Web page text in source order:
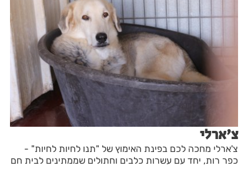
צ'ארלי
צ'ארלי מחכה לכם בפינת האימוץ של "תנו לחיות לחיות" -
כפר רות, יחד עם עשרות כלבים וחתולים שממתינים לבית חם